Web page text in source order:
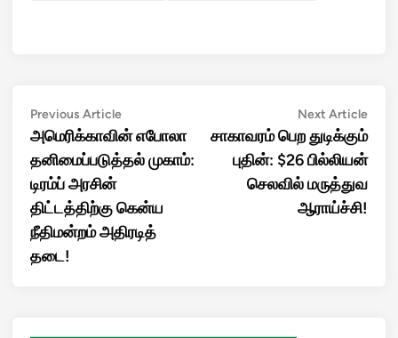
Post
navigation
Previous ArticlePrevious
article:
அமெரிக்காவின் எபோலா
தனிமைப்படுத்தல் முகாம்:
டிரம்ப் அரசின்
திட்டத்திற்கு கென்ய
நீதிமன்றம் அதிரடித்
தடை!
Next ArticleNext
சாகாவரம் பெற துடிக்கும்
புதின்: $26 பில்லியன்
செலவில் மருத்துவ
ஆராய்ச்சி!